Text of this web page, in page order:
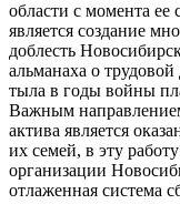
области с момента ее
является создание
доблесть
альманаха о
тыла в годы войны
Важным
актива является
их семей, в эту
организации
отлаженная система